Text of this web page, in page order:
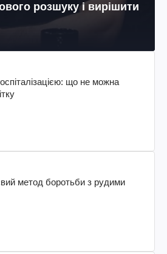
розшуку і вирішити
що не можна
метод боротьби з рудими